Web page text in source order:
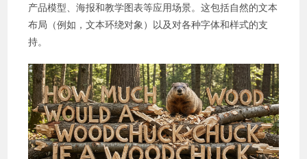
产品模型、海报和教学图表等应用场景。这包括自然的文本
布局（例如，文本环绕对象）以及对各种字体和样式的支
持。